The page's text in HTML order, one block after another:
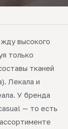
высокого
только
тканей
Лекала и
У бренда
— то есть